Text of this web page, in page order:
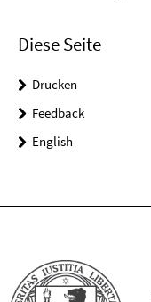
Diese Seite
Drucken
Feedback
English